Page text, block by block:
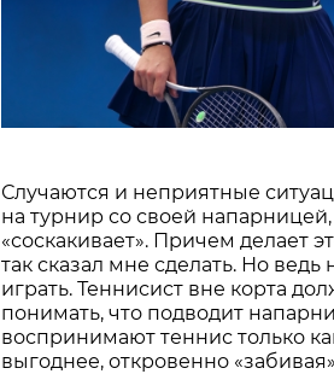
Случаются и неприятные
на турнир со своей
«соскакивает». Причем делает
так сказал мне сделать. Но
играть. Теннисист вне корта
понимать, что подводит
воспринимают теннис только
выгоднее, откровенно